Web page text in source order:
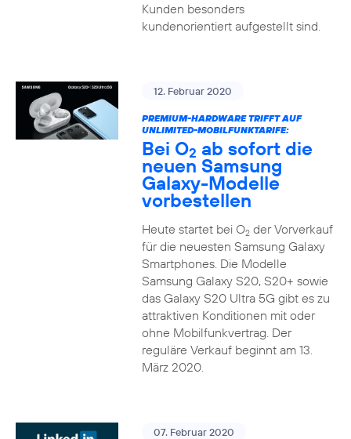
Kunden besonders
kundenorientiert aufgestellt sind.
12. Februar 2020
PREMIUM-HARDWARE TRIFFT AUF
UNLIMITED-MOBILFUNKTARIFE:
Bei O2 ab sofort die
neuen Samsung
Galaxy-Modelle
vorbestellen
Heute startet bei O2der Vorverkauf
für die neuesten Samsung Galaxy
Smartphones. Die Modelle
Samsung Galaxy S20, S20+ sowie
das Galaxy S20 Ultra 5G gibt es zu
attraktiven Konditionen mit oder
ohne Mobilfunkvertrag. Der
reguläre Verkauf beginnt am 13.
März 2020.
07. Februar 2020